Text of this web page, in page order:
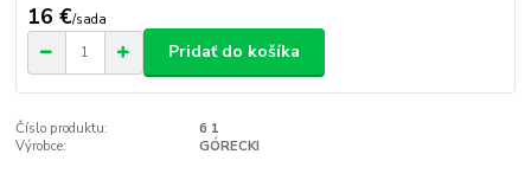
16 €/sada
Pridať do košíka
Číslo produktu:
6 1
Výrobce:
GÓRECKI